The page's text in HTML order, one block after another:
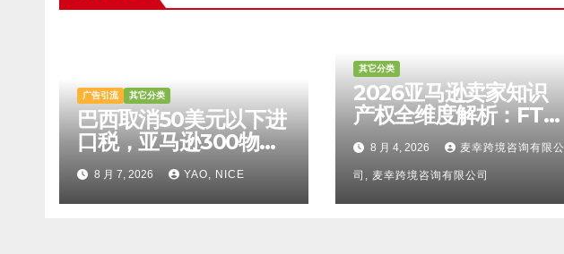
广告引流 其它分类
巴西取消50美元以下进
口税，亚马逊300物流
设施投运
8 月 7, 2026 YAO, NICE
其它分类
2026亚马逊卖家知识
产权全维度解析：FTO
检索报告认可度、侵权
比对区别、TRO应诉方
法及服务商甄选避坑全
攻略
8 月 4, 2026 麦幸跨境咨询有限公
司, 麦幸跨境咨询有限公司